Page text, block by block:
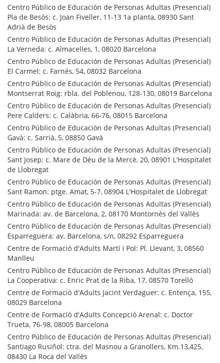
Centro Público de Educación de Personas Adultas (Presencial)
Pla de Besòs: c. Joan Fiveller, 11-13 1a planta, 08930 Sant
Adrià de Besòs
Centro Público de Educación de Personas Adultas (Presencial)
La Verneda: c. Almacelles, 1, 08020 Barcelona
Centro Público de Educación de Personas Adultas (Presencial)
El Carmel: c. Farnés, 54, 08032 Barcelona
Centro Público de Educación de Personas Adultas (Presencial)
Montserrat Roig: rbla. del Poblenou, 128-130, 08019 Barcelona
Centro Público de Educación de Personas Adultas (Presencial)
Pere Calders: c. Calàbria, 66-76, 08015 Barcelona
Centro Público de Educación de Personas Adultas (Presencial)
Gavà: c. Sarrià, 5, 08850 Gavà
Centro Público de Educación de Personas Adultas (Presencial)
Sant Josep: c. Mare de Déu de la Mercè, 20, 08901 L'Hospitalet
de Llobregat
Centro Público de Educación de Personas Adultas (Presencial)
Sant Ramon: ptge. Amat, 5-7, 08904 L'Hospitalet de Llobregat
Centro Público de Educación de Personas Adultas (Presencial)
Marinada: av. de Barcelona, 2, 08170 Montornès del Vallès
Centro Público de Educación de Personas Adultas (Presencial)
Esparreguera: av. Barcelona, s/n, 08292 Esparreguera
Centre de Formació d'Adults Martí i Pol: Pl. Llevant, 3, 08560
Manlleu
Centro Público de Educación de Personas Adultas (Presencial)
La Cooperativa: c. Enric Prat de la Riba, 17, 08570 Torelló
Centre de Formació d'Adults Jacint Verdaguer: c. Entença, 155,
08029 Barcelona
Centre de Formació d'Adults Concepció Arenal: c. Doctor
Trueta, 76-98, 08005 Barcelona
Centro Público de Educación de Personas Adultas (Presencial)
Santiago Rusiñol: ctra. del Masnou a Granollers, Km.13,425,
08430 La Roca del Vallès